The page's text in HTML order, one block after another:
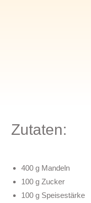
Zutaten:
400 g Mandeln
100 g Zucker
100 g Speisestärke